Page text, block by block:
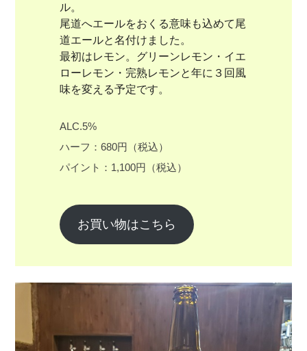
ル。
尾道へエールをおくる意味も込めて尾
道エールと名付けました。
最初はレモン。グリーンレモン・イエ
ローレモン・完熟レモンと年に３回風
味を変える予定です。
ALC.5%
ハーフ：680円（税込）
パイント：1,100円（税込）
お買い物はこちら